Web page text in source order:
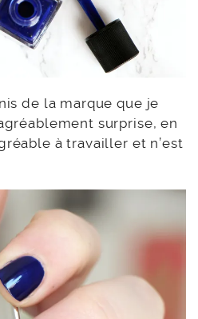
de la marque que je
surprise, en
à travailler et n’est